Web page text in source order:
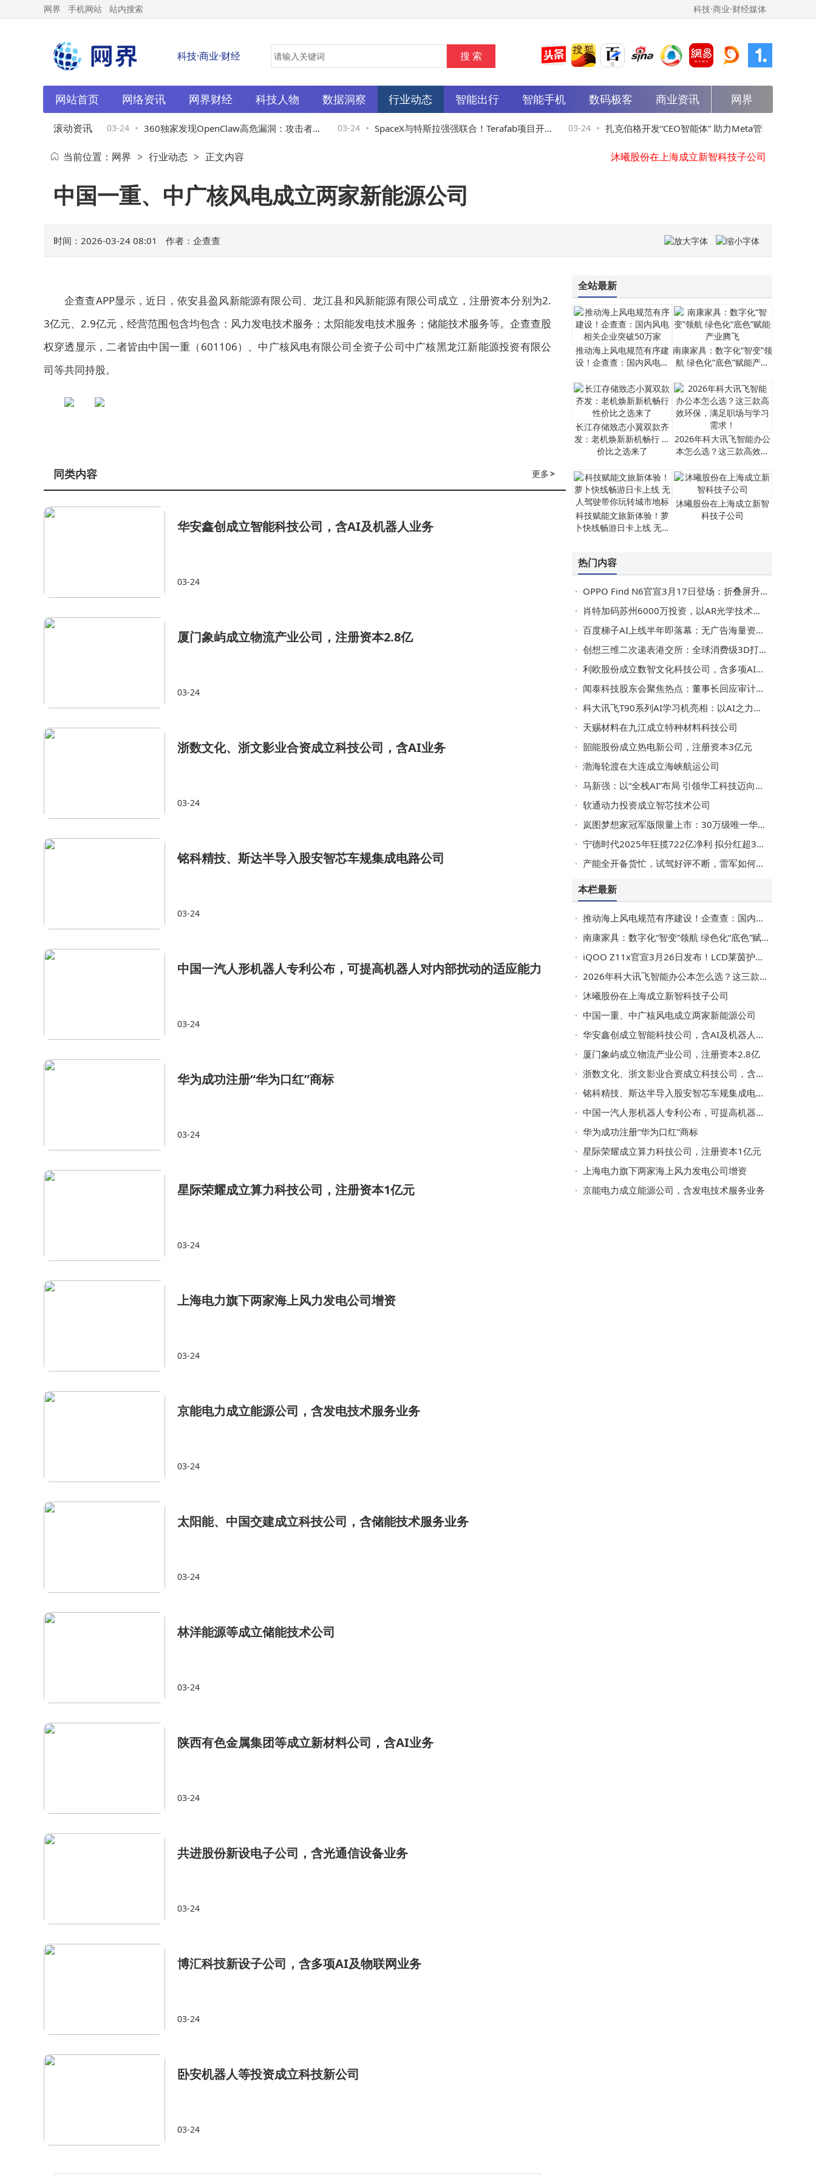
网界 手机网站 站内搜索 科技·商业·财经媒体
科技·商业·财经
网站首页 网络资讯 网界财经 科技人物 数据洞察 行业动态 智能出行 智能手机 数码极客 商业资讯 网界
滚动资讯
生态：从工具到操 03-24 360独家发现OpenClaw高危漏洞：攻击者可
绕过认证夺智能体网关控制权
03-24 SpaceX与特斯拉强强联合！Terafab项目开启 03-24 扎克伯格开发“CEO智能体” 助力Meta管理效
率再升级
南康家具：数字化“智变”领航 绿色化“底色”赋能产业腾飞
iQOO Z11x官宣3月26日发布！LCD莱茵护眼屏+7200mAh大电池，入门游戏新选择
沐曦股份在上海成立新智科技子公司
中国一汽人形机器人专利公布，可提高机器人对内部扰动的适应能力
南康家具：数字化“智变”领航 绿色化“底色”赋能产业腾飞
当前位置： 网界 > 行业动态 > 正文内容
中国一重、中广核风电成立两家新能源公司
时间：2026-03-24 08:01 作者：企查查
企查查APP显示，近日，依安县盈风新能源有限公司、龙江县和风新能源有限公司成立，注册资本分别为2.
3亿元、2.9亿元，经营范围包含均包含：风力发电技术服务；太阳能发电技术服务；储能技术服务等。企查查股
权穿透显示，二者皆由中国一重（601106）、中广核风电有限公司全资子公司中广核黑龙江新能源投资有限公
司等共同持股。
更多>
同类内容
华安鑫创成立智能科技公司，含AI及机器人业务
03-24
厦门象屿成立物流产业公司，注册资本2.8亿
03-24
浙数文化、浙文影业合资成立科技公司，含AI业务
03-24
铭科精技、斯达半导入股安智芯车规集成电路公司
03-24
中国一汽人形机器人专利公布，可提高机器人对内部扰动的适应能力
03-24
华为成功注册“华为口红”商标
03-24
星际荣耀成立算力科技公司，注册资本1亿元
03-24
上海电力旗下两家海上风力发电公司增资
03-24
京能电力成立能源公司，含发电技术服务业务
03-24
太阳能、中国交建成立科技公司，含储能技术服务业务
03-24
林洋能源等成立储能技术公司
03-24
陕西有色金属集团等成立新材料公司，含AI业务
03-24
共进股份新设电子公司，含光通信设备业务
03-24
博汇科技新设子公司，含多项AI及物联网业务
03-24
卧安机器人等投资成立科技新公司
03-24
全站最新
推动海上风电规范有序建
设！企查查：国内风电相
南康家具：数字化“智变”领
航 绿色化“底色”赋能产业
长江存储致态小翼双款齐
发：老机焕新新机畅行 性
价比之选来了
2026年科大讯飞智能办公
本怎么选？这三款高效环
求！
科技赋能文旅新体验！萝
卜快线畅游日卡上线 无人
沐曦股份在上海成立新智
科技子公司
热门内容
OPPO Find N6官宣3月17日登场：折叠屏升级+旗舰配置，起售价或8999元
肖特加码苏州6000万投资，以AR光学技术助力中国智能眼镜产业腾飞
百度梯子AI上线半年即落幕：无广告海量资源成过往，服务迁移至文心App
创想三维二次递表港交所：全球消费级3D打印市场领先，近年利润波动引关注
利欧股份成立数智文化科技公司，含多项AI业务
闻泰科技股东会聚焦热点：董事长回应审计变更与业绩预亏问题
科大讯飞T90系列AI学习机亮相：以AI之力开启个性化学习全新篇章
天赐材料在九江成立特种材料科技公司
韶能股份成立热电新公司，注册资本3亿元
渤海轮渡在大连成立海峡航运公司
马新强：以“全栈AI”布局 引领华工科技迈向全球科技新征程
软通动力投资成立智芯技术公司
岚图梦想家冠军版限量上市：30万级唯一华为智驾MPV，续航超1400km
宁德时代2025年狂揽722亿净利 拟分红超315亿 储能成新增长极
产能全开备货忙，试驾好评不断，雷军如何让小米SU7交付“加速跑”？
本栏最新
推动海上风电规范有序建设！企查查：国内风电相关企业突破50万家
南康家具：数字化“智变”领航 绿色化“底色”赋能产业腾飞
iQOO Z11x官宣3月26日发布！LCD莱茵护眼屏+7200mAh大电池，入门游戏新选择
2026年科大讯飞智能办公本怎么选？这三款高效环保，满足职场与学习需求！
沐曦股份在上海成立新智科技子公司
中国一重、中广核风电成立两家新能源公司
华安鑫创成立智能科技公司，含AI及机器人业务
厦门象屿成立物流产业公司，注册资本2.8亿
浙数文化、浙文影业合资成立科技公司，含AI业务
铭科精技、斯达半导入股安智芯车规集成电路公司
中国一汽人形机器人专利公布，可提高机器人对内部扰动的适应能力
华为成功注册“华为口红”商标
星际荣耀成立算力科技公司，注册资本1亿元
上海电力旗下两家海上风力发电公司增资
京能电力成立能源公司，含发电技术服务业务